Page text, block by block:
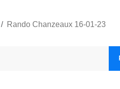
Rando Chanzeaux 16-01-23